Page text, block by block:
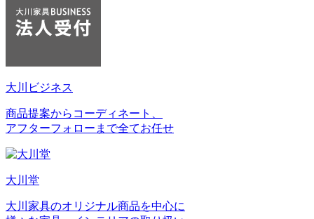
大川ビジネス
商品提案からコーディネート、
アフターフォローまで全てお任せ
大川堂
大川家具のオリジナル商品を中心に